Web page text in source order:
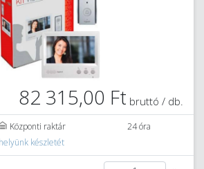
82 315,00 Ft bruttó / db.
Központi raktár
24 óra
készletét